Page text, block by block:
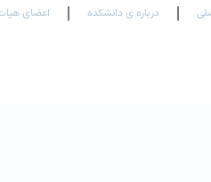
درباره ی دانشکده اعضای